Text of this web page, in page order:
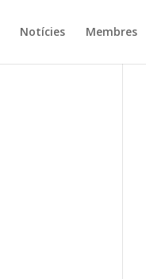
Notícies Membres